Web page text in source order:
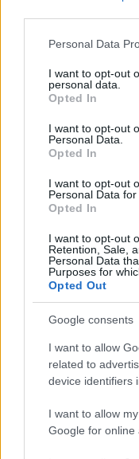
Please note that this
not limited to your
grant or deny
use your data for
consent section.
Personal Data
I want to opt-out
personal data.
Opted In
I want to opt-out
Personal Data.
Opted In
I want to opt-out
Personal Data for
Opted In
I want to opt-out
Retention, Sale,
Personal Data
Purposes for
Opted Out
Google consents
I want to allow
related to
device identifiers
I want to allow
Google for online
«Με μια
Υπουργείο μας
Υπουργείο
υλοποιώντας
Θεσσαλονίκης, με